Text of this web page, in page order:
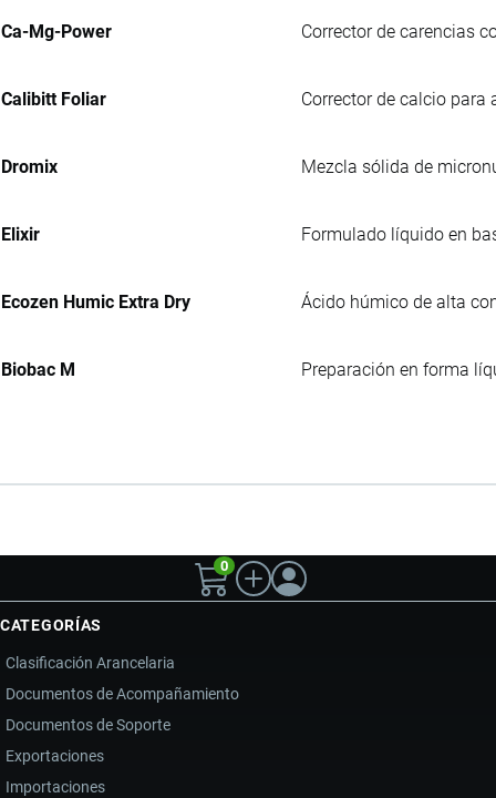
Ca-Mg-Power Corrector de carencias
Calibitt Foliar Corrector de calcio
Dromix Mezcla sólida de
Elixir Formulado líquido en
Ecozen Humic Extra Dry Ácido húmico de alta
Biobac M Preparación en forma
0
CATEGORÍAS
Clasificación Arancelaria
Documentos de Acompañamiento
Documentos de Soporte
Exportaciones
Importaciones